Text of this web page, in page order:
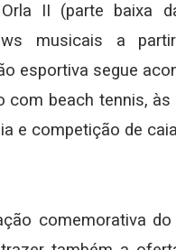
II (parte baixa
musicais a
esportiva segue
com beach tennis, às
e competição de
comemorativa